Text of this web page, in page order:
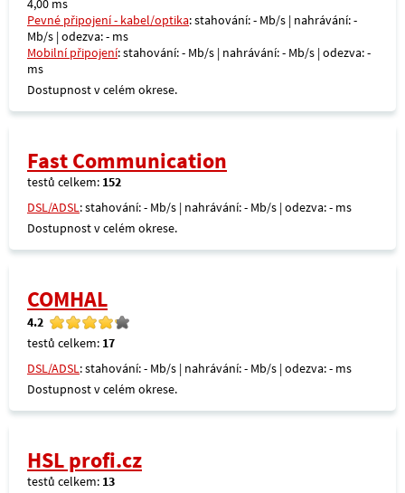
4,00 ms
Pevné připojení - kabel/optika: stahování: - Mb/s | nahrávání: -
Mb/s | odezva: - ms
Mobilní připojení: stahování: - Mb/s | nahrávání: - Mb/s | odezva: -
ms
Dostupnost v celém okrese.
Fast Communication
testů celkem: 152
DSL/ADSL: stahování: - Mb/s | nahrávání: - Mb/s | odezva: - ms
Dostupnost v celém okrese.
COMHAL
4.2
testů celkem: 17
DSL/ADSL: stahování: - Mb/s | nahrávání: - Mb/s | odezva: - ms
Dostupnost v celém okrese.
HSL profi.cz
testů celkem: 13